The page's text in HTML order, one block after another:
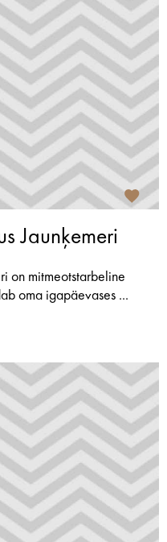
Jaunķemeri
on mitmeotstarbeline
oma igapäevases ...